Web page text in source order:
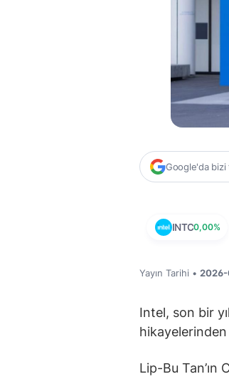
Google'da
INTC0,00%
Yayın Tarihi •
Intel, son bir
Lip-Bu Tan’ın